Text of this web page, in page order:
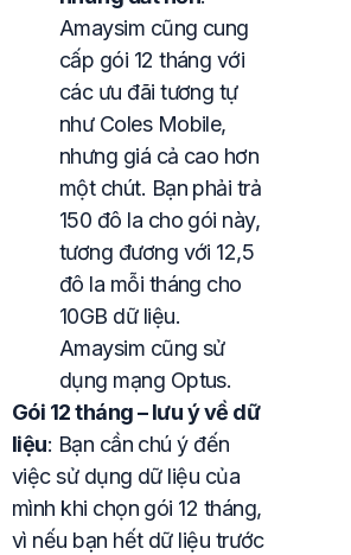
Amaysim cũng cung
cấp gói 12 tháng với
các ưu đãi tương tự
như Coles Mobile,
nhưng giá cả cao hơn
một chút. Bạn phải trả
150 đô la cho gói này,
tương đương với 12,5
đô la mỗi tháng cho
10GB dữ liệu.
Amaysim cũng sử
dụng mạng Optus.
Gói 12 tháng – lưu ý về dữ
liệu: Bạn cần chú ý đến
việc sử dụng dữ liệu của
mình khi chọn gói 12 tháng,
vì nếu bạn hết dữ liệu trước